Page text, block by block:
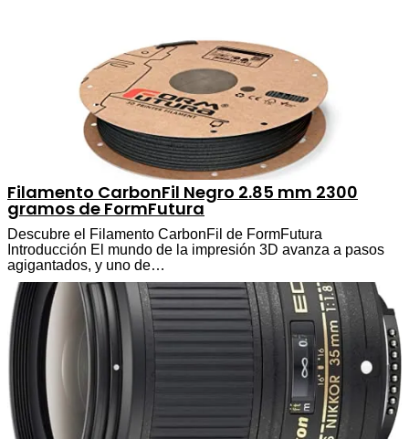
Filamento CarbonFil Negro 2.85 mm 2300
gramos de FormFutura
Descubre el Filamento CarbonFil de FormFutura
Introducción El mundo de la impresión 3D avanza a pasos
agigantados, y uno de…